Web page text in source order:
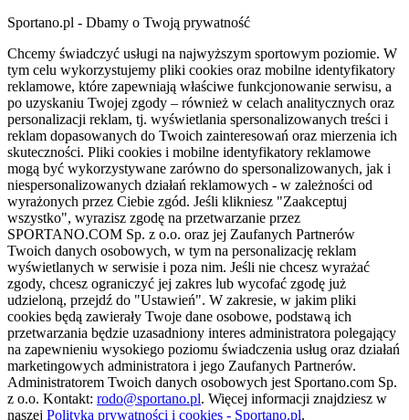
Sportano.pl - Dbamy o Twoją prywatność
Chcemy świadczyć usługi na najwyższym sportowym poziomie. W
tym celu wykorzystujemy pliki cookies oraz mobilne identyfikatory
reklamowe, które zapewniają właściwe funkcjonowanie serwisu, a
po uzyskaniu Twojej zgody – również w celach analitycznych oraz
personalizacji reklam, tj. wyświetlania spersonalizowanych treści i
reklam dopasowanych do Twoich zainteresowań oraz mierzenia ich
skuteczności. Pliki cookies i mobilne identyfikatory reklamowe
mogą być wykorzystywane zarówno do spersonalizowanych, jak i
niespersonalizowanych działań reklamowych - w zależności od
wyrażonych przez Ciebie zgód. Jeśli klikniesz "Zaakceptuj
wszystko", wyrazisz zgodę na przetwarzanie przez
SPORTANO.COM Sp. z o.o. oraz jej Zaufanych Partnerów
Twoich danych osobowych, w tym na personalizację reklam
wyświetlanych w serwisie i poza nim. Jeśli nie chcesz wyrażać
zgody, chcesz ograniczyć jej zakres lub wycofać zgodę już
udzieloną, przejdź do "Ustawień". W zakresie, w jakim pliki
cookies będą zawierały Twoje dane osobowe, podstawą ich
przetwarzania będzie uzasadniony interes administratora polegający
na zapewnieniu wysokiego poziomu świadczenia usług oraz działań
marketingowych administratora i jego Zaufanych Partnerów.
Administratorem Twoich danych osobowych jest Sportano.com Sp.
z o.o. Kontakt: rodo@sportano.pl. Więcej informacji znajdziesz w
naszej Polityka prywatności i cookies - Sportano.pl.